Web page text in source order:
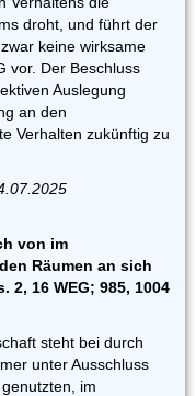
droht, und führt der
keine wirksame
vor. Der Beschluss
Auslegung
an den
Verhalten zukünftig zu
von im
Räumen an sich
2, 16 WEG; 985, 1004
steht bei durch
unter Ausschluss
im